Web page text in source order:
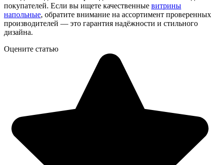
покупателей. Если вы ищете качественные витрины
напольные, обратите внимание на ассортимент проверенных
производителей — это гарантия надёжности и стильного
дизайна.
Оцените статью